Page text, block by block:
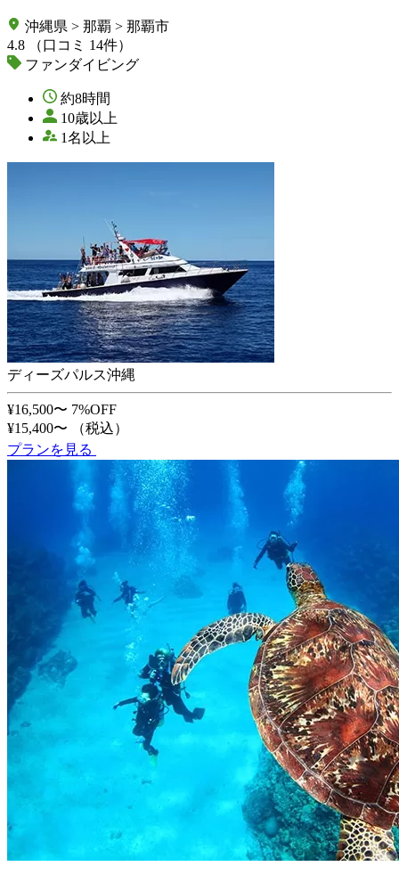
沖縄県 > 那覇 > 那覇市
4.8
（口コミ 14件）
ファンダイビング
約8時間
10歳以上
1名以上
ディーズパルス沖縄
¥16,500〜 7%OFF
¥15,400〜
（税込）
プランを見る